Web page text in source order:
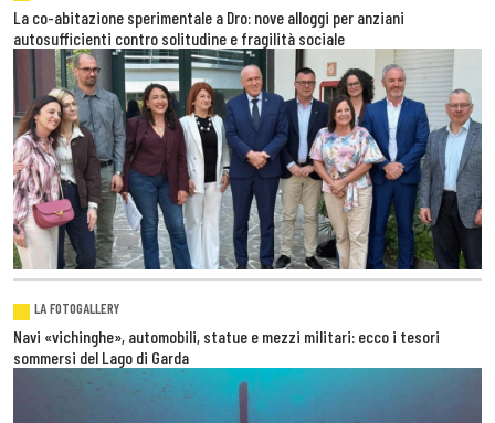
La co-abitazione sperimentale a Dro: nove alloggi per anziani
autosufficienti contro solitudine e fragilità sociale
LA FOTOGALLERY
Navi «vichinghe», automobili, statue e mezzi militari: ecco i tesori
sommersi del Lago di Garda